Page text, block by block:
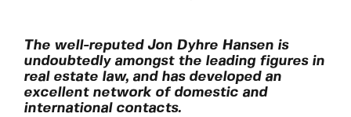
The well-reputed Jon Dyhre Hansen is
undoubtedly amongst the leading figures in
real estate law, and has developed an
excellent network of domestic and
international contacts.